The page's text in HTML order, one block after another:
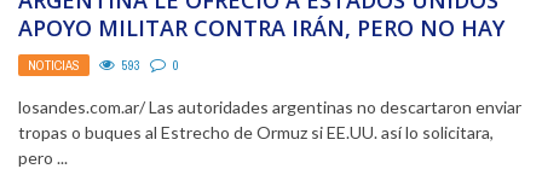
APOYO MILITAR CONTRA IRÁN, PERO NO HAY
CAPACIDAD OPERATIVA
NOTICIAS 593 0
losandes.com.ar/ Las autoridades argentinas no descartaron enviar
tropas o buques al Estrecho de Ormuz si EE.UU. así lo solicitara,
pero ...